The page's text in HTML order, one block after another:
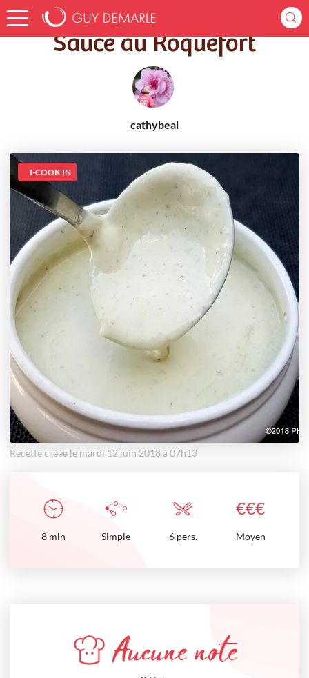
Accueil Recettes Sauce au Roquefort
Sauce au Roquefort
cathybeal
I-COOK'IN
Recette créée le mardi 12 juin 2018 à 07h13
€€€
8 min Simple 6 pers. Moyen
Aucune note